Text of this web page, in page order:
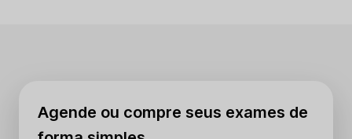
Agende ou compre seus exames de